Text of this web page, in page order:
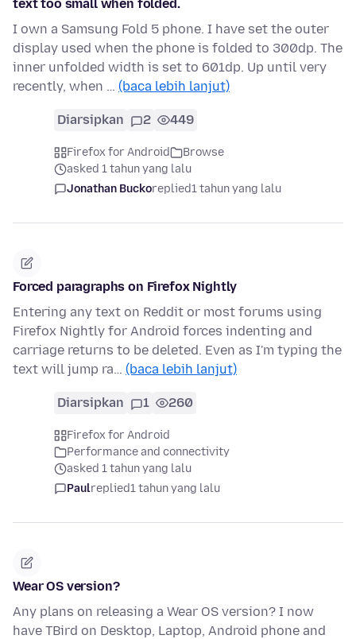
text too small when folded.
I own a Samsung Fold 5 phone. I have set the outer
display used when the phone is folded to 300dp. The
inner unfolded width is set to 601dp. Up until very
recently, when … (baca lebih lanjut)
Diarsipkan 2 449
Firefox for Android
Browse
asked 1 tahun yang lalu
Jonathan Buckoreplied1 tahun yang lalu
Forced paragraphs on Firefox Nightly
Entering any text on Reddit or most forums using
Firefox Nightly for Android forces indenting and
carriage returns to be deleted. Even as I'm typing the
text will jump ra… (baca lebih lanjut)
Diarsipkan 1 260
Firefox for Android
Performance and connectivity
asked 1 tahun yang lalu
Paulreplied1 tahun yang lalu
Wear OS version?
Any plans on releasing a Wear OS version? I now
have TBird on Desktop, Laptop, Android phone and